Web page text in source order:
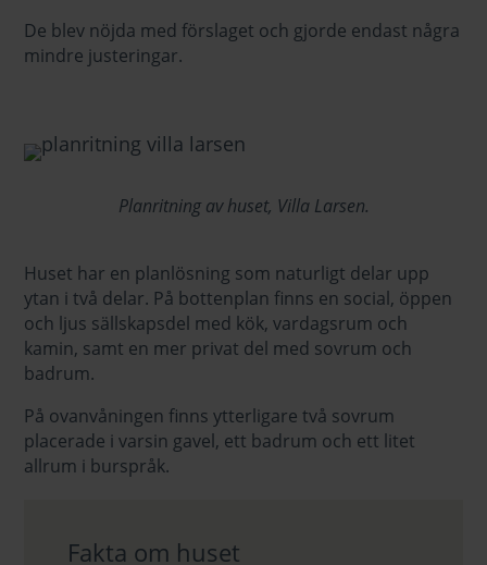
De blev nöjda med förslaget och gjorde endast några
mindre justeringar.
Planritning av huset, Villa Larsen.
Huset har en planlösning som naturligt delar upp
ytan i två delar. På bottenplan finns en social, öppen
och ljus sällskapsdel med kök, vardagsrum och
kamin, samt en mer privat del med sovrum och
badrum.
På ovanvåningen finns ytterligare två sovrum
placerade i varsin gavel, ett badrum och ett litet
allrum i burspråk.
Fakta om huset